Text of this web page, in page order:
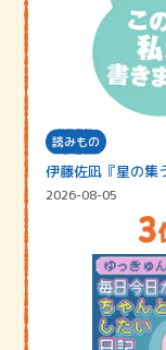
読みもの
伊藤佐凪『星の集
2026-08-05